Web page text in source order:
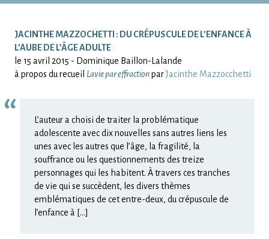
JACINTHE MAZZOCHETTI : DU CRÉPUSCULE DE L’ENFANCE À
L’AUBE DE L’ÂGE ADULTE
le 15 avril 2015 - Dominique Baillon-Lalande
à propos du recueil Lavie par effractionparJacinthe Mazzocchetti
L’auteur a choisi de traiter la problématique
adolescente avec dix nouvelles sans autres liens les
unes avec les autres que l’âge, la fragilité, la
souffrance ou les questionnements des treize
personnages qui les habitent. À travers ces tranches
de vie qui se succèdent, les divers thèmes
emblématiques de cet entre-deux, du crépuscule de
l’enfance à […]